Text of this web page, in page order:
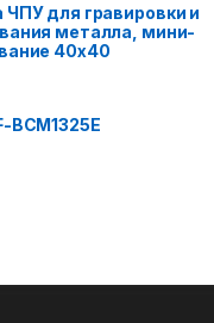
для гравировки и
металла, мини-
40x40
BCM1325E